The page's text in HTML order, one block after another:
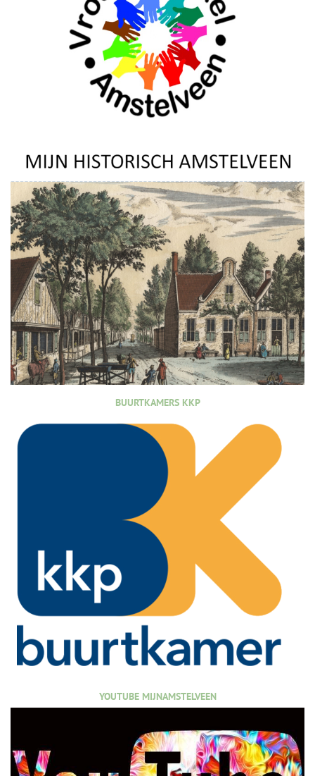
BUURTKAMERS KKP
YOUTUBE MIJNAMSTELVEEN